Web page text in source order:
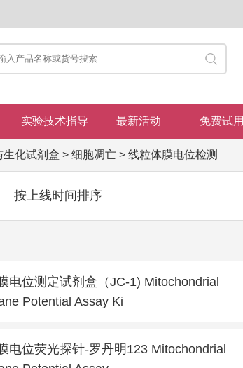
实验技术指导 最新活动 免费试用
生化试剂盒 > 细胞凋亡> 线粒体膜电位检测
按上线时间排序
电位测定试剂盒（JC-1) Mitochondrial
Potential Assay Ki
电位荧光探针-罗丹明123 Mitochondrial